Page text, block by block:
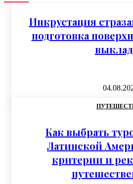
Инкрустация
подготовка
Как выбрать
Латинской
критерии и